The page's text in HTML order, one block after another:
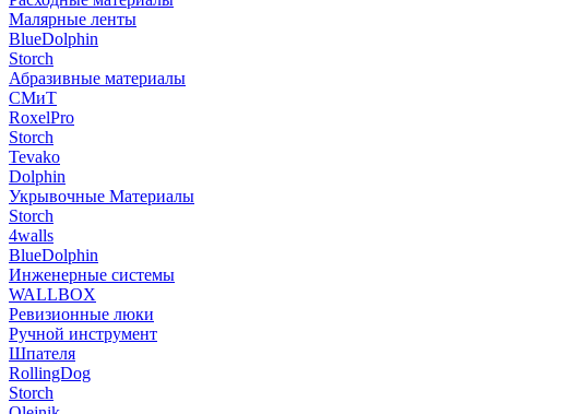
Малярные ленты
BlueDolphin
Storch
Абразивные материалы
СМиТ
RoxelPro
Storch
Tevako
Dolphin
Укрывочные Материалы
Storch
4walls
BlueDolphin
Инженерные системы
WALLBOX
Ревизионные люки
Ручной инструмент
Шпателя
RollingDog
Storch